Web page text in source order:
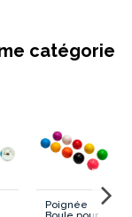
catégorie
Poignée